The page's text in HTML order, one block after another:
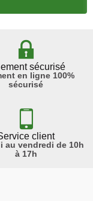
sécurisé
en ligne 100%
sécurisé
client
au vendredi de 10h
à 17h